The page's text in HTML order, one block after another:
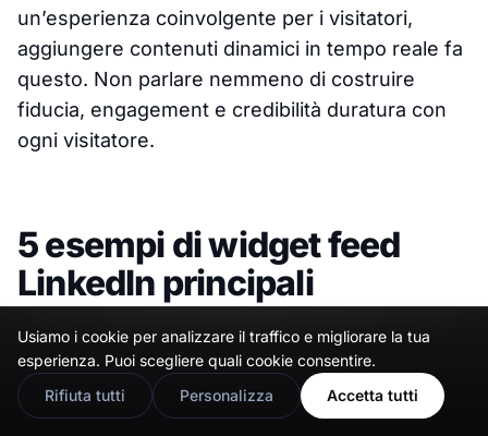
un’esperienza coinvolgente per i visitatori,
aggiungere contenuti dinamici in tempo reale fa
questo. Non parlare nemmeno di costruire
fiducia, engagement e credibilità duratura con
ogni visitatore.
5 esempi di widget feed
LinkedIn principali
Offriamo alcunitemplate widget feed LinkedIn
per aiutarti a iniziare (che puoi personalizzare
ulteriormente), ma puoi sempre creare il feed
Usiamo i cookie per analizzare il traffico e migliorare la tua
esperienza. Puoi scegliere quali cookie consentire.
Rifiuta tutti
Personalizza Accetta tutti
🇬🇧 Would you prefer this site in English?
View in English